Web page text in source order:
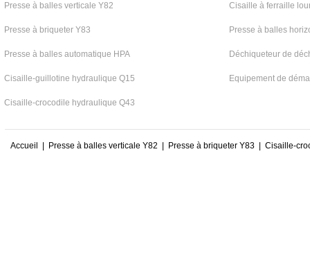
Presse à balles verticale Y82
Presse à briqueter Y83
Presse à balles automatique HPA
Cisaille-guillotine hydraulique Q15
Cisaille-crocodile hydraulique Q43
Cisaille à ferraille
Presse à balles
Déchiqueteur de
Equipement de
Accueil Presse à balles verticale Y82 Presse à briqueter Y83 Cisaille-